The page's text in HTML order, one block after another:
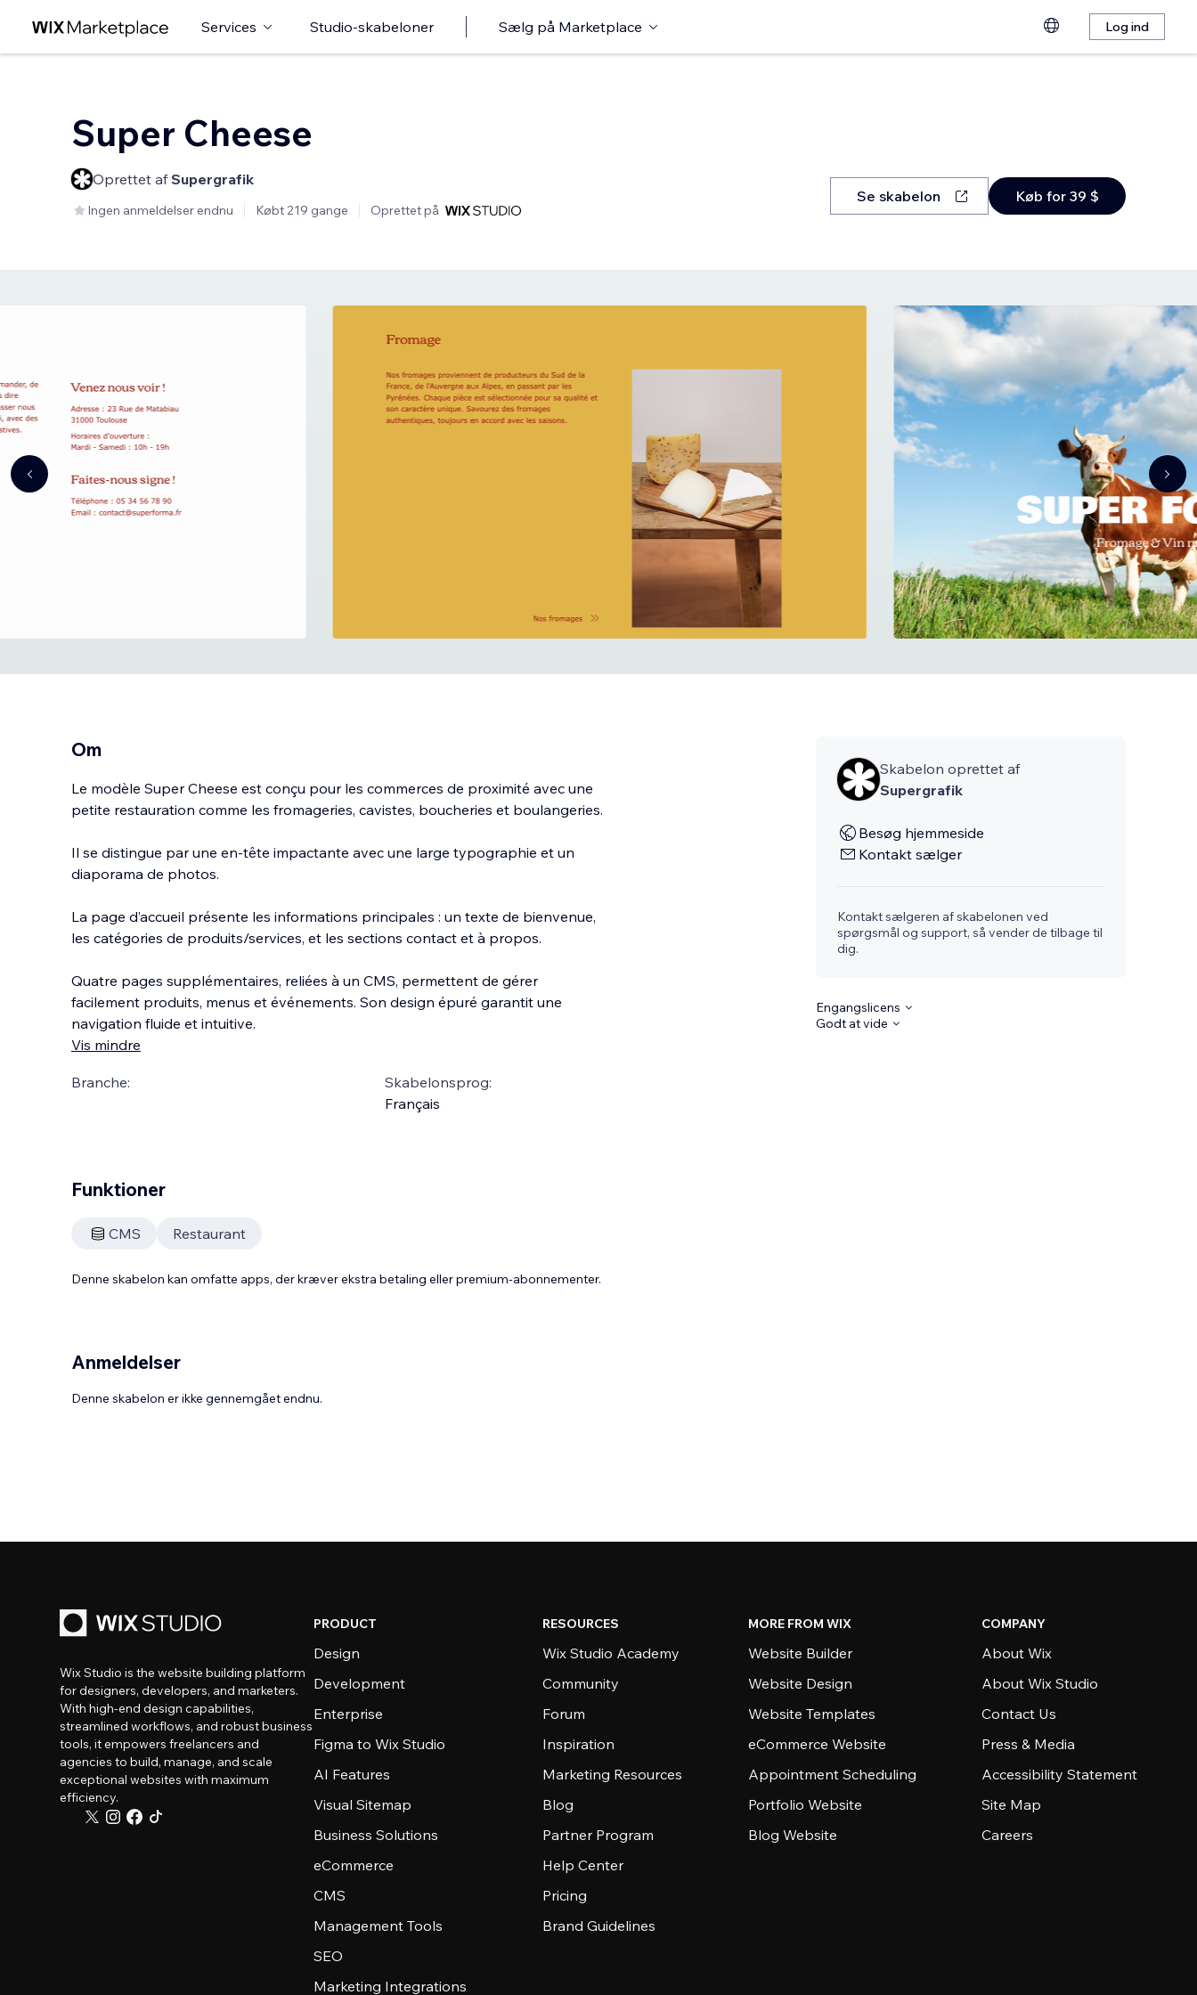
Services Studio-skabeloner Sælg på Marketplace Log ind
Super Cheese
Oprettet afSupergrafik
Ingen anmeldelser endnu Købt 219 gange Oprettet på
Se skabelon Køb for 39 $
Om
Le modèle Super Cheese est conçu pour les commerces de proximité avec une
petite restauration comme les fromageries, cavistes, boucheries et boulangeries.
Il se distingue par une en-tête impactante avec une large typographie et un
diaporama de photos.
La page d’accueil présente les informations principales : un texte de bienvenue,
les catégories de produits/services, et les sections contact et à propos.
Quatre pages supplémentaires, reliées à un CMS, permettent de gérer
facilement produits, menus et événements. Son design épuré garantit une
navigation fluide et intuitive.
Vis mindre
Branche:
Skabelonsprog:
Français
Skabelon oprettet af
Supergrafik
Besøg hjemmeside
Kontakt sælger
Kontakt sælgeren af skabelonen ved
spørgsmål og support, så vender de tilbage til
dig.
Engangslicens
Godt at vide
Funktioner
CMS Restaurant
Denne skabelon kan omfatte apps, der kræver ekstra betaling eller premium-abonnementer.
Anmeldelser
Denne skabelon er ikke gennemgået endnu.
Wix Studio is the website building platform
for designers, developers, and marketers.
With high-end design capabilities,
streamlined workflows, and robust business
tools, it empowers freelancers and
agencies to build, manage, and scale
exceptional websites with maximum
efficiency.
PRODUCT
Design
Development
Enterprise
Figma to Wix Studio
AI Features
Visual Sitemap
Business Solutions
eCommerce
CMS
Management Tools
SEO
Marketing Integrations
RESOURCES
Wix Studio Academy
Community
Forum
Inspiration
Marketing Resources
Blog
Partner Program
Help Center
Pricing
Brand Guidelines
MORE FROM WIX
Website Builder
Website Design
Website Templates
eCommerce Website
Appointment Scheduling
Portfolio Website
Blog Website
COMPANY
About Wix
About Wix Studio
Contact Us
Press & Media
Accessibility Statement
Site Map
Careers